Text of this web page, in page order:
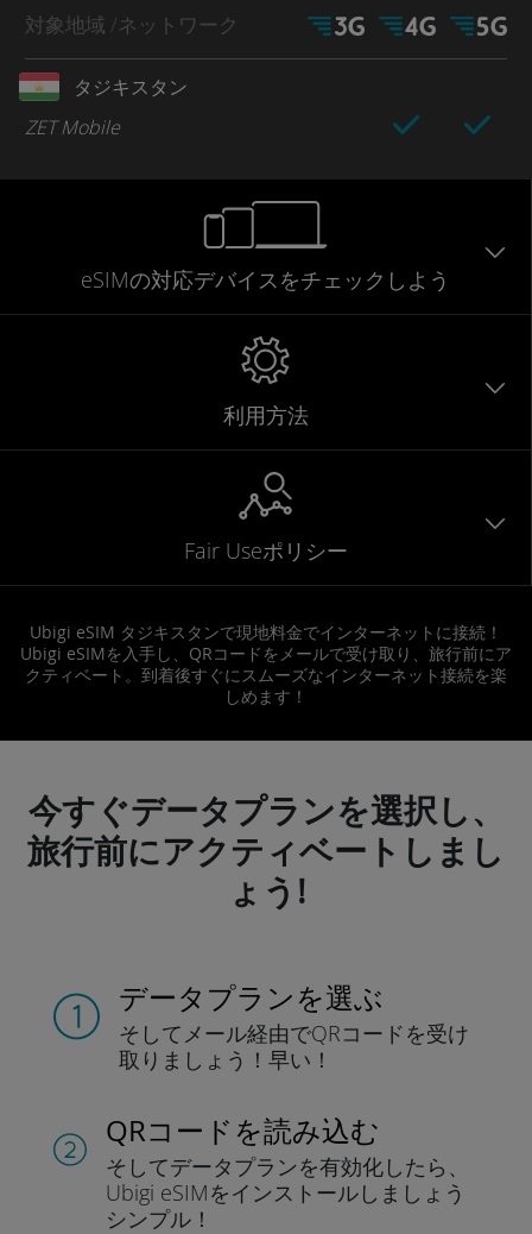
対象地域 /ネットワーク
タジキスタン
ZET Mobile
eSIMの対応デバイスをチェックしよう
利用方法
Fair Useポリシー
Ubigi eSIM タジキスタンで現地料金でインターネットに接続！
Ubigi eSIMを入手し、QRコードをメールで受け取り、旅行前にア
クティベート。到着後すぐにスムーズなインターネット接続を楽
しめます！
今すぐデータプランを選択し、
旅行前にアクティベートしまし
ょう!
データプランを選ぶ
そしてメール経由でQRコードを受け
取りましょう！早い！
QRコードを読み込む
そしてデータプランを有効化したら、
Ubigi eSIMをインストールしま しょう
シンプル！